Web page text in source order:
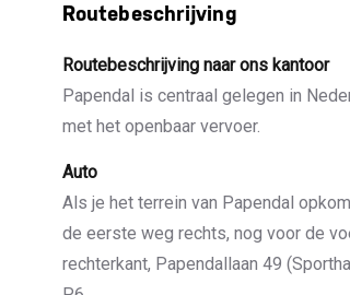
Routebeschrijving
Routebeschrijving naar ons kantoor
Papendal is centraal gelegen in
met het openbaar vervoer.
Auto
Als je het terrein van Papendal
de eerste weg rechts, nog voor de
rechterkant, Papendallaan 49